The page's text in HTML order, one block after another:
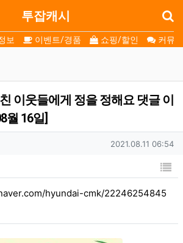
투잡캐시
보 이벤트/경품 쇼핑/할인 커뮤
이웃들에게 정을 정해요 댓글 이
월 16일]
작성일
2021.08.11 06:54
목
hyundai-cmk/22246254845